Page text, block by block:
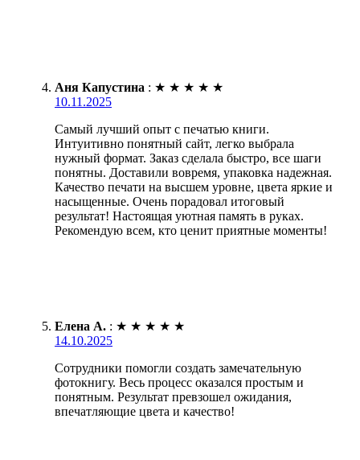
Аня Капустина : ★ ★ ★ ★ ★
10.11.2025
Самый лучший опыт с печатью книги.
Интуитивно понятный сайт, легко выбрала
нужный формат. Заказ сделала быстро, все шаги
понятны. Доставили вовремя, упаковка надежная.
Качество печати на высшем уровне, цвета яркие и
насыщенные. Очень порадовал итоговый
результат! Настоящая уютная память в руках.
Рекомендую всем, кто ценит приятные моменты!
Елена А. : ★ ★ ★ ★ ★
14.10.2025
Сотрудники помогли создать замечательную
фотокнигу. Весь процесс оказался простым и
понятным. Результат превзошел ожидания,
впечатляющие цвета и качество!